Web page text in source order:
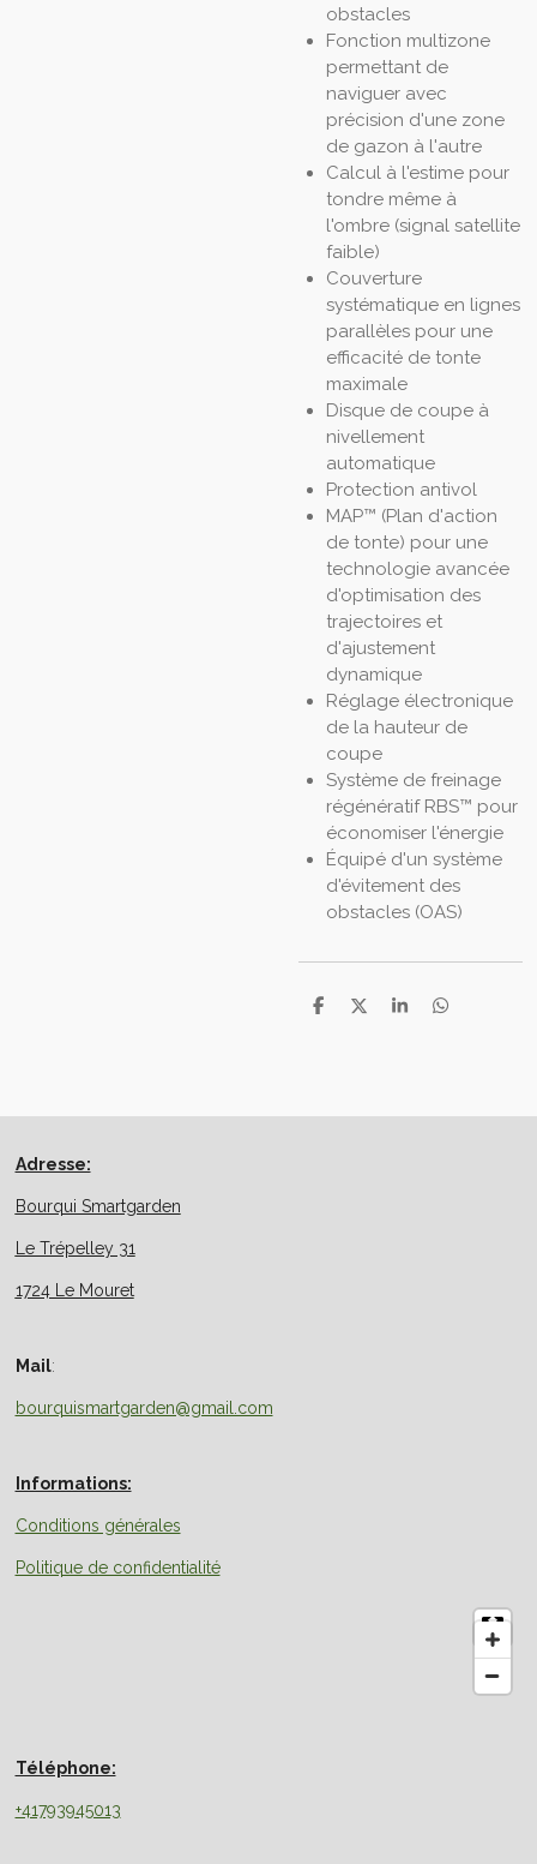
obstacles
Fonction multizone
permettant de
naviguer avec
précision d'une zone
de gazon à l'autre
Calcul à l'estime pour
tondre même à
l'ombre (signal satellite
faible)
Couverture
systématique en lignes
parallèles pour une
efficacité de tonte
maximale
Disque de coupe à
nivellement
automatique
Protection antivol
MAP™ (Plan d'action
de tonte) pour une
technologie avancée
d'optimisation des
trajectoires et
d'ajustement
dynamique
Réglage électronique
de la hauteur de
coupe
Système de freinage
régénératif RBS™ pour
économiser l'énergie
Équipé d'un système
d'évitement des
obstacles (OAS)
P
e
P
e
P
e
P
e
Adresse:
Bourqui Smartgarden
Le Trépelley 31
1724 Le Mouret
Mail:
bourquismartgarden@gmail.com
Informations:
Conditions générales
Politique de confidentialité
Téléphone:
+41793945013